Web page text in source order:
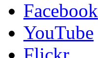
Facebook
YouTube